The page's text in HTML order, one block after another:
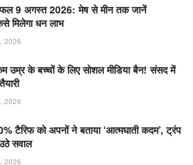
9 अगस्त 2026: मेष से मीन तक जानें
मिलेगा धन लाभ
2026
उम्र के बच्चों के लिए सोशल मीडिया बैन! संसद में
2026
टैरिफ को अपनों ने बताया ‘आत्मघाती कदम’, ट्रंप
सवाल
2026